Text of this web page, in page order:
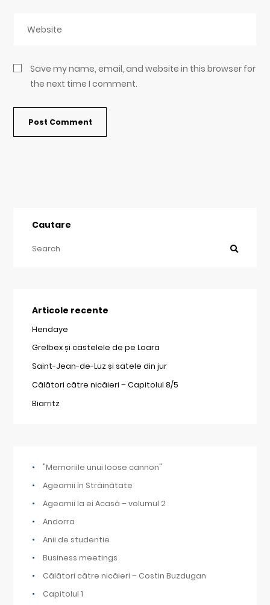
Save my name, email, and website in this browser for
the next time I comment.
Cautare
Articole recente
Hendaye
Grelbex și castelele de pe Loara
Saint-Jean-de-Luz și satele din jur
Călători către nicăieri – Capitolul 8/5
Biarritz
"Memoriile unui loose cannon"
Ageamii în Străinătate
Ageamii la ei Acasă – volumul 2
Andorra
Anii de studentie
Business meetings
Călători către nicăieri – Costin Buzdugan
Capitolul 1